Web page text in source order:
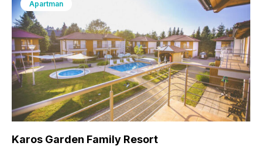
Apartman
Karos Garden Family Resort